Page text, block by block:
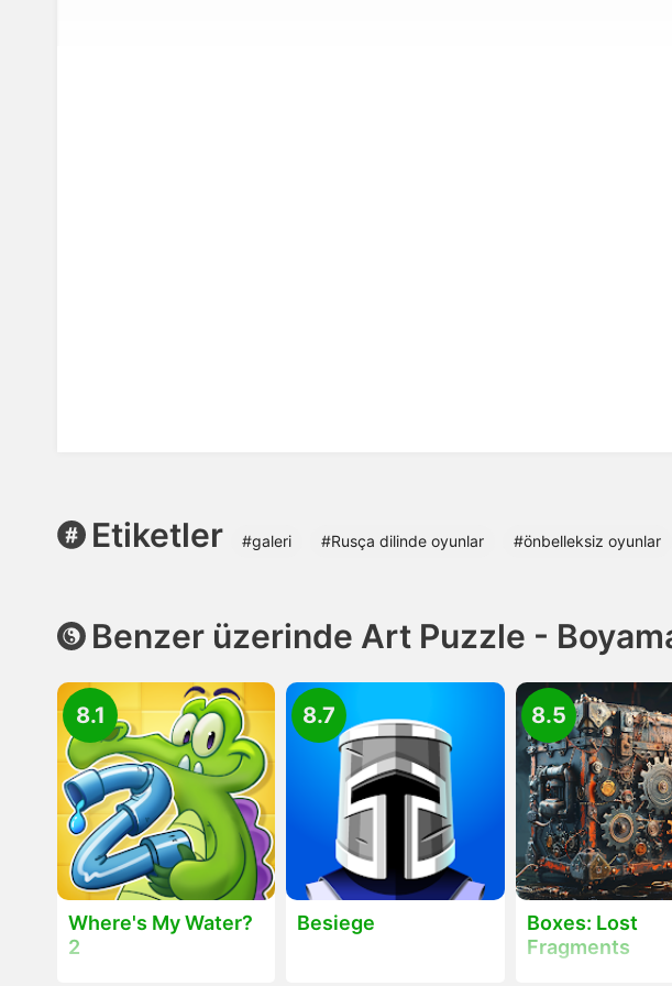
Etiketler #galeri #Rusça dilinde oyunlar #önbelleksiz oyunlar
Benzer üzerinde Art Puzzle -
Where's My Water?
2
8.1
Besiege
8.7
Boxes: Lost
Fragments
8.5